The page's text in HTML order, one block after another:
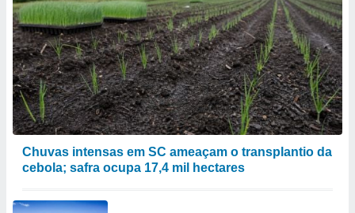
Chuvas intensas em SC ameaçam o transplantio da
cebola; safra ocupa 17,4 mil hectares